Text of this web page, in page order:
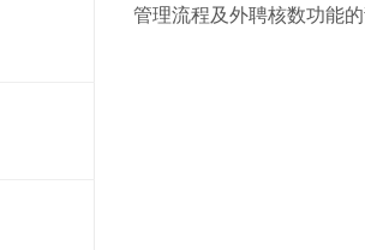
管理流程及外聘核数功能